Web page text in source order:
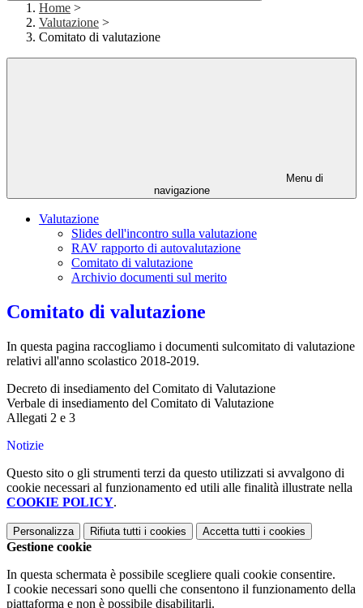
Home >
Valutazione >
Comitato di valutazione
Menu di
navigazione
Valutazione
Slides dell'incontro sulla valutazione
RAV rapporto di autovalutazione
Comitato di valutazione
Archivio documenti sul merito
Comitato di valutazione
In questa pagina raccogliamo i documenti sulcomitato di valutazione
relativi all'anno scolastico 2018-2019.
Decreto di insediamento del Comitato di Valutazione
Verbale di insediamento del Comitato di Valutazione
Allegati 2 e 3
Notizie
Questo sito o gli strumenti terzi da questo utilizzati si avvalgono di
cookie necessari al funzionamento ed utili alle finalità illustrate nella
COOKIE POLICY.
Personalizza Rifiuta tutti i cookies Accetta tutti i cookies
Gestione cookie
In questa schermata è possibile scegliere quali cookie consentire.
I cookie necessari sono quelli che consentono il funzionamento della
piattaforma e non è possibile disabilitarli.